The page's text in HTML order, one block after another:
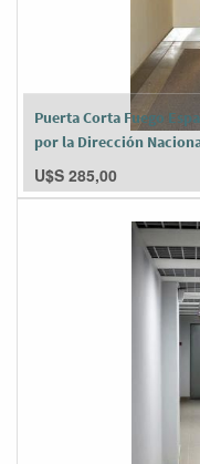
Puerta Corta Fuego
por la Dirección
U$S 285,00